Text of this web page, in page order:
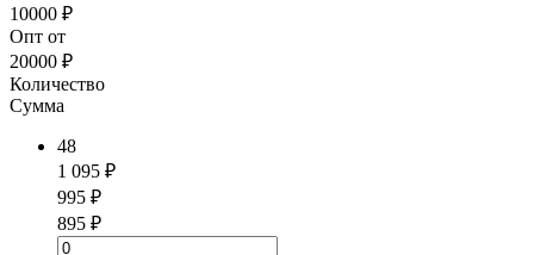
10000 ₽
Опт от
20000 ₽
Количество
Сумма
48
1 095 ₽
995 ₽
895 ₽